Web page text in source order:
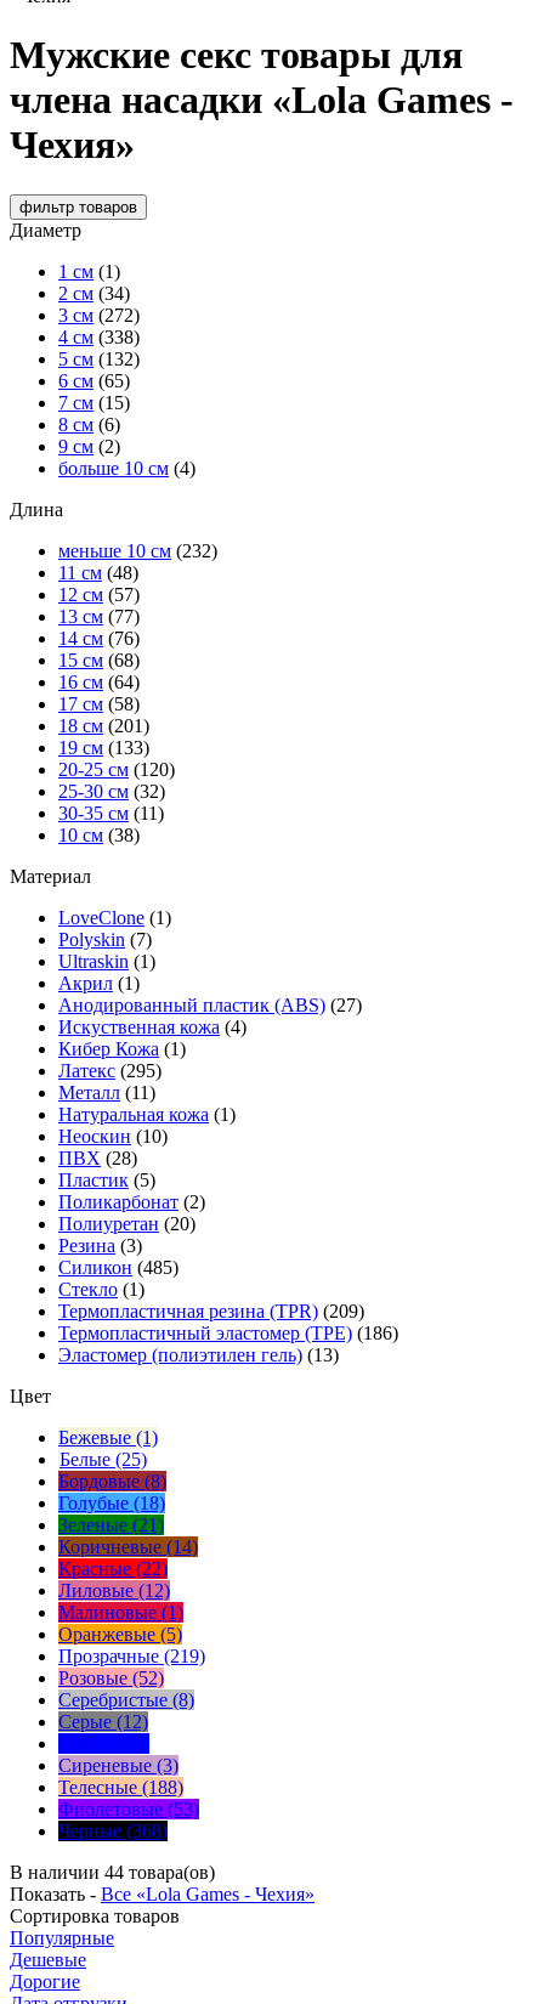
Мужские секс товары для
члена насадки «Lola Games -
Чехия»
фильтр товаров
Диаметр
1 см (1)
2 см (34)
3 см (272)
4 см (338)
5 см (132)
6 см (65)
7 см (15)
8 см (6)
9 см (2)
больше 10 см (4)
Длина
меньше 10 см (232)
11 см (48)
12 см (57)
13 см (77)
14 см (76)
15 см (68)
16 см (64)
17 см (58)
18 см (201)
19 см (133)
20-25 см (120)
25-30 см (32)
30-35 см (11)
10 см (38)
Материал
LoveClone (1)
Polyskin (7)
Ultraskin (1)
Акрил (1)
Анодированный пластик (ABS) (27)
Искуственная кожа (4)
Кибер Кожа (1)
Латекс (295)
Металл (11)
Натуральная кожа (1)
Неоскин (10)
ПВХ (28)
Пластик (5)
Поликарбонат (2)
Полиуретан (20)
Резина (3)
Силикон (485)
Стекло (1)
Термопластичная резина (TPR) (209)
Термопластичный эластомер (TPE) (186)
Эластомер (полиэтилен гель) (13)
Цвет
Бежевые (1)
Белые (25)
Бордовые (8)
Голубые (18)
Зеленые (21)
Коричневые (14)
Красные (22)
Лиловые (12)
Малиновые (1)
Оранжевые (5)
Прозрачные (219)
Розовые (52)
Серебристые (8)
Серые (12)
Сиреневые (3)
Телесные (188)
Фиолетовые (53)
Черные (368)
В наличии 44 товара(ов)
Показать - Все «Lola Games - Чехия»
Сортировка товаров
Популярные
Дешевые
Дорогие